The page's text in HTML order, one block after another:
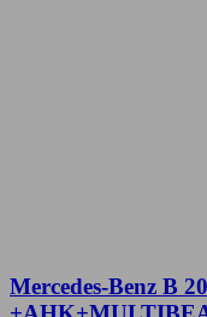
Mercedes-Benz B